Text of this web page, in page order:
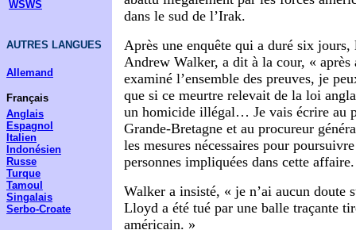
WSWS
AUTRES LANGUES
Allemand
Français
Anglais
Espagnol
Italien
Indonésien
Russe
Turque
Tamoul
Singalais
Serbo-Croate
dans le sud de l’Irak.
Après une enquête qui a duré six
Andrew Walker, a dit à la cour, «
examiné l’ensemble des preuves, je
que si ce meurtre relevait de la loi
un homicide illégal… Je vais écrire au
Grande-Bretagne et au procureur
les mesures nécessaires pour
personnes impliquées dans cette
Walker a insisté, « je n’ai aucun doute
Lloyd a été tué par une balle traçante
américain. »